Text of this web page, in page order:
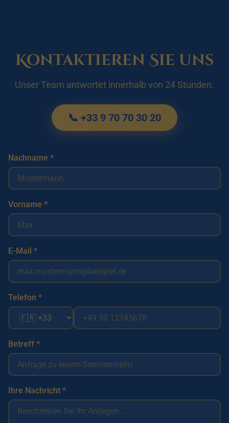
Kontaktieren Sie uns
Unser Team antwortet innerhalb von 24 Stunden.
📞 +33 9 70 70 30 20
Nachname *
Vorname *
E-Mail *
Telefon *
Betreff *
Ihre Nachricht *